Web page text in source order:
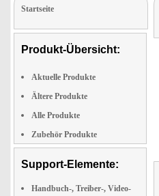
Startseite
Produkt-Übersicht:
Aktuelle Produkte
Ältere Produkte
Alle Produkte
Zubehör Produkte
Support-Elemente:
Handbuch-, Treiber-, Video-